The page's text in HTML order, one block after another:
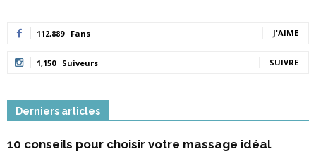
112,889 Fans J'AIME
1,150 Suiveurs SUIVRE
Derniers articles
10 conseils pour choisir votre massage idéal